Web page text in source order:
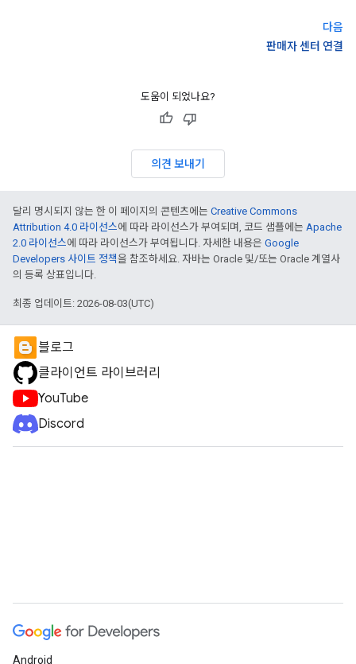
다음
판매자 센터 연결
도움이 되었나요?
의견 보내기
달리 명시되지 않는 한 이 페이지의 콘텐츠에는 Creative Commons
Attribution 4.0 라이선스에 따라 라이선스가 부여되며, 코드 샘플에는 Apache
2.0 라이선스에 따라 라이선스가 부여됩니다. 자세한 내용은 Google
Developers 사이트 정책을 참조하세요. 자바는 Oracle 및/또는 Oracle 계열사
의 등록 상표입니다.
최종 업데이트: 2026-08-03(UTC)
블로그
클라이언트 라이브러리
YouTube
Discord
Android